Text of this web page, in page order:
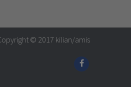
© 2017 kilian/amis